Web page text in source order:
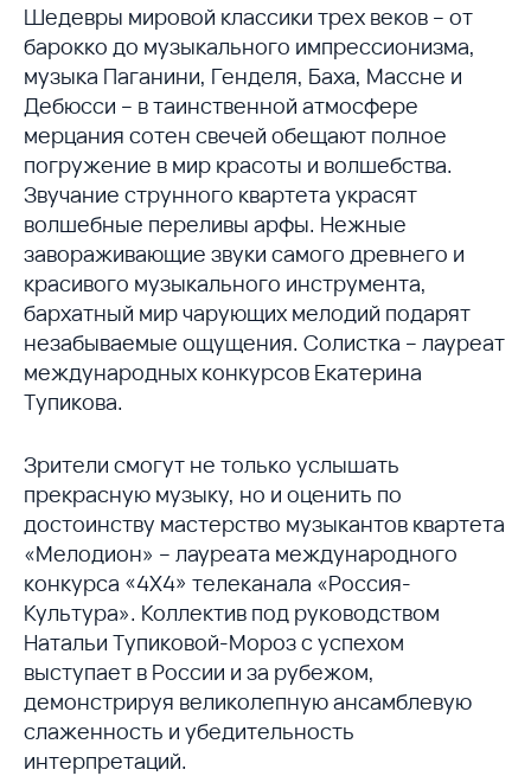
Шедевры мировой классики трех веков – от
барокко до музыкального импрессионизма,
музыка Паганини, Генделя, Баха, Массне и
Дебюсси – в таинственной атмосфере
мерцания сотен свечей обещают полное
погружение в мир красоты и волшебства.
Звучание струнного квартета украсят
волшебные переливы арфы. Нежные
завораживающие звуки самого древнего и
красивого музыкального инструмента,
бархатный мир чарующих мелодий подарят
незабываемые ощущения. Солистка – лауреат
международных конкурсов Екатерина
Тупикова.
Зрители смогут не только услышать
прекрасную музыку, но и оценить по
достоинству мастерство музыкантов квартета
«Мелодион» – лауреата международного
конкурса «4Х4» телеканала «Россия-
Культура». Коллектив под руководством
Натальи Тупиковой-Мороз с успехом
выступает в России и за рубежом,
демонстрируя великолепную ансамблевую
слаженность и убедительность
интерпретаций.